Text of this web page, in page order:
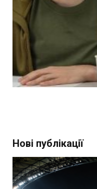
Нові публікації